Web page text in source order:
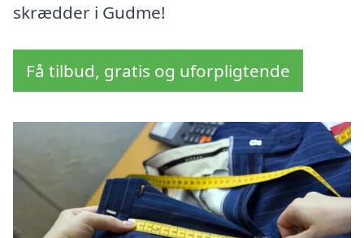
skrædder i Gudme!
Få tilbud, gratis og uforpligtende